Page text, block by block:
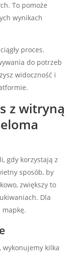
To pomoże
wynikach
proces.
do potrzeb
widoczność i
z witryną
gdy korzystają z
sposób, by
zwiększy to
Dla
mapkę.
wykonujemy kilka